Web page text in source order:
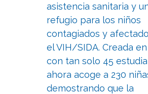
asistencia sanitaria y
refugio para los niños
contagiados y
el VIH/SIDA. Creada
con tan solo 45
ahora acoge a 230
demostrando que la